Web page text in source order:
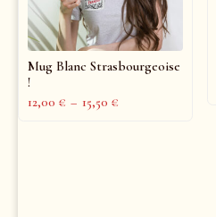
Mug Blanc Strasbourgeoise
!
12,00 € – 15,50 €